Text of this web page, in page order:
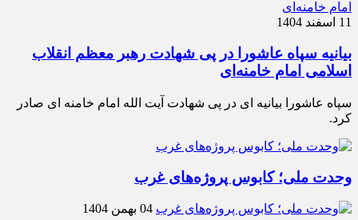
11 اسفند 1404
بیانیه سپاه عاشورا در پی شهادت رهبر معظم انقلاب
اسلامی امام خامنه‌ای
سپاه عاشورا بیانیه ای در پی شهادت آیت الله امام خامنه ای صادر
کرد.
وحدت ملی؛ کابوس پروژه‌های غرب
04 بهمن 1404